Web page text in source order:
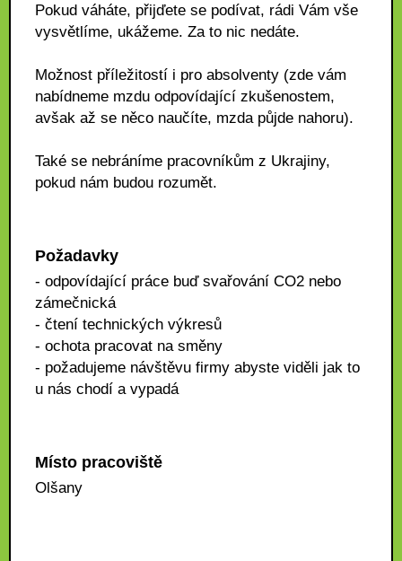
Pokud váháte, přijďete se podívat, rádi Vám vše
vysvětlíme, ukážeme. Za to nic nedáte.
Možnost příležitostí i pro absolventy (zde vám
nabídneme mzdu odpovídající zkušenostem,
avšak až se něco naučíte, mzda půjde nahoru).
Také se nebráníme pracovníkům z Ukrajiny,
pokud nám budou rozumět.
Požadavky
- odpovídající práce buď svařování CO2 nebo
zámečnická
- čtení technických výkresů
- ochota pracovat na směny
- požadujeme návštěvu firmy abyste viděli jak to
u nás chodí a vypadá
Místo pracoviště
Olšany